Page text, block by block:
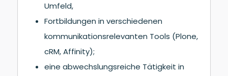
Umfeld,
Fortbildungen in verschiedenen
kommunikationsrelevanten Tools (Plone,
cRM, Affinity);
eine abwechslungsreiche Tätigkeit in